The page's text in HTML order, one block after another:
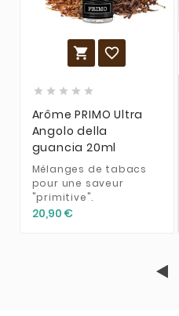
 
    
Arôme PRIMO Ultra
Angolo della
guancia 20ml
Mélanges de tabacs
pour une saveur
"primitive".
20,90 €